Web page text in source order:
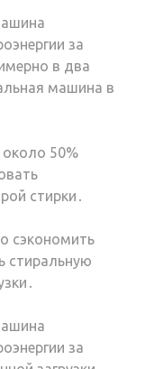
за
в два
машина в
50%
стирки․
сэкономить
стиральную
за